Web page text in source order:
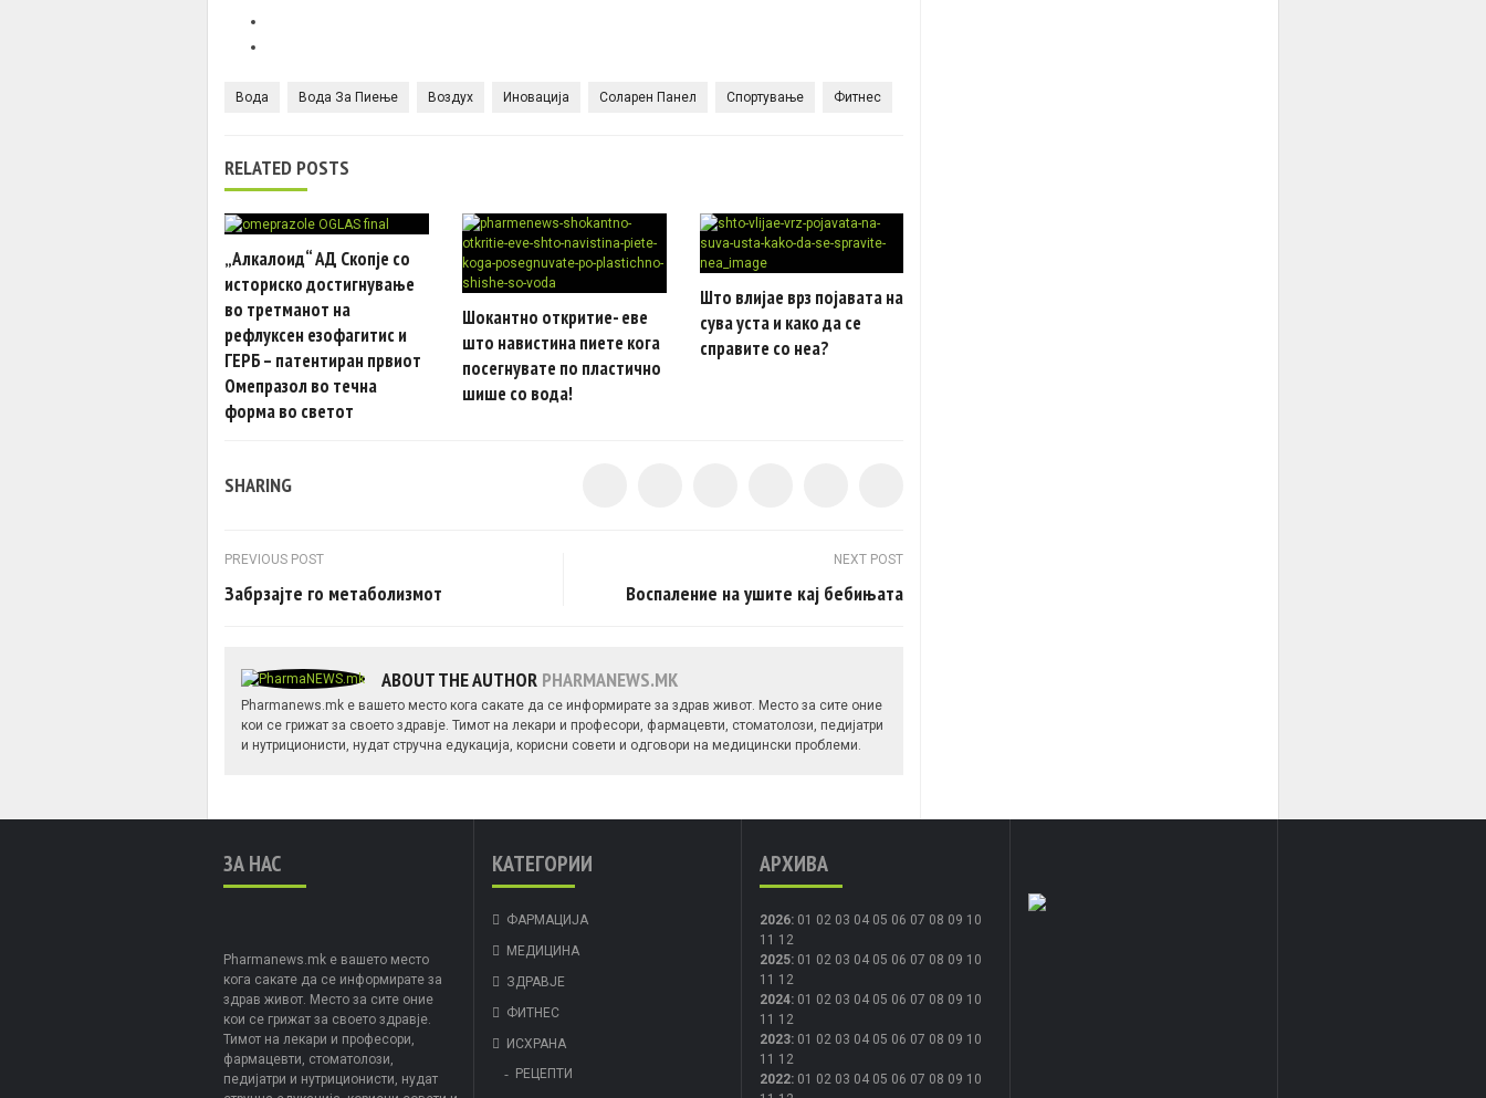
Вода Вода За Пиење Воздух Иновација Соларен Панел Спортување Фитнес
RELATED POSTS
„Алкалоид“ АД Скопје со
историско достигнување
во третманот на
рефлуксен езофагитис и
ГЕРБ – патентиран првиот
Омепразол во течна
форма во светот
Шокантно откритие- еве
што навистина пиете кога
посегнувате по пластично
шише со вода!
Што влијае врз појавата на
сува уста и како да се
справите со неа?
SHARING
Post navigation
PREVIOUS POST
Забрзајте го метаболизмот
NEXT POST
Воспаление на ушите кај бебињата
ABOUT THE AUTHOR PHARMANEWS.MK
Pharmanews.mk е вашето место кога сакате да се информирате за здрав живот. Место за сите оние
кои се грижат за своето здравје. Тимот на лекари и професори, фармацевти, стоматолози, педијатри
и нутриционисти, нудат стручна едукација, корисни совети и одговори на медицински проблеми.
ЗА НАС
Pharmanews.mk е вашето место
кога сакате да се информирате за
здрав живот. Место за сите оние
кои се грижат за своето здравје.
Тимот на лекари и професори,
фармацевти, стоматолози,
педијатри и нутриционисти, нудат
КАТЕГОРИИ
ФАРМАЦИЈА
МЕДИЦИНА
ЗДРАВЈЕ
ФИТНЕС
ИСХРАНА
РЕЦЕПТИ
АРХИВА
2026: 01 02 03 04 05 06 07 08 09 10
11 12
2025: 01 02 03 04 05 06 07 08 09 10
11 12
2024: 01 02 03 04 05 06 07 08 09 10
11 12
2023: 01 02 03 04 05 06 07 08 09 10
11 12
2022: 01 02 03 04 05 06 07 08 09 10